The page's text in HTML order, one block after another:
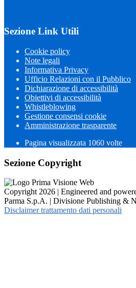
Sezione Link Utili
Cookie policy
Note legali
Informativa Privacy
Ufficio Relazioni con il Pubblico
Dichiarazione di accessibilità
Obiettivi di accessibilità
Whistleblowing
Gestione consensi cookie
Amministrazione trasparente
Pagina visualizzata 1060 volte
Sezione Copyright
Copyright 2026 | Engineered and
Parma S.p.A. | Divisione Publishing &
Disclaimer trattamento dati personali